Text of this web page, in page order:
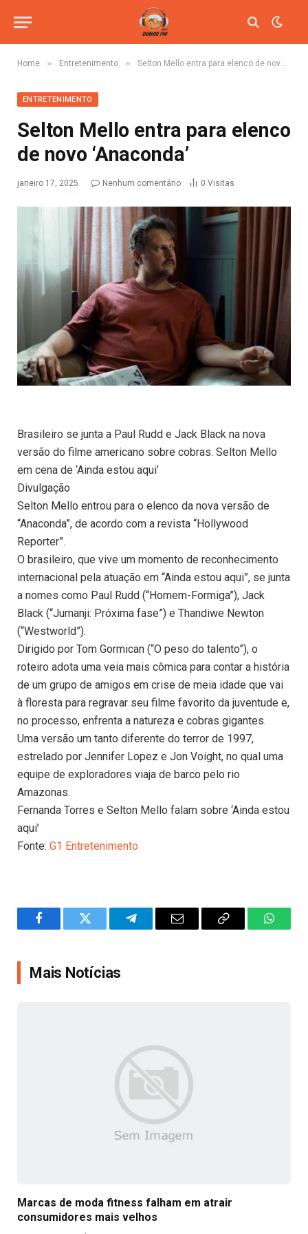
Home » Entretenimento » Selton Mello entra para elenco de novo ‘Anaconda’
ENTRETENIMENTO
Selton Mello entra para elenco
de novo ‘Anaconda’
janeiro 17, 2025 Nenhum comentário 0 Visitas
Brasileiro se junta a Paul Rudd e Jack Black na nova
versão do filme americano sobre cobras. Selton Mello
em cena de ‘Ainda estou aqui’
Divulgação
Selton Mello entrou para o elenco da nova versão de
“Anaconda”, de acordo com a revista “Hollywood
Reporter”.
O brasileiro, que vive um momento de reconhecimento
internacional pela atuação em “Ainda estou aqui”, se junta
a nomes como Paul Rudd (“Homem-Formiga”), Jack
Black (“Jumanji: Próxima fase”) e Thandiwe Newton
(“Westworld”).
Dirigido por Tom Gormican (“O peso do talento”), o
roteiro adota uma veia mais cômica para contar a história
de um grupo de amigos em crise de meia idade que vai
à floresta para regravar seu filme favorito da juventude e,
no processo, enfrenta a natureza e cobras gigantes.
Uma versão um tanto diferente do terror de 1997,
estrelado por Jennifer Lopez e Jon Voight, no qual uma
equipe de exploradores viaja de barco pelo rio
Amazonas.
Fernanda Torres e Selton Mello falam sobre ‘Ainda estou
aqui’
Fonte: G1 Entretenimento
FacebookTwitter TelegramEmail
Copy
Mais Notícias
Marcas de moda fitness falham em atrair
consumidores mais velhos